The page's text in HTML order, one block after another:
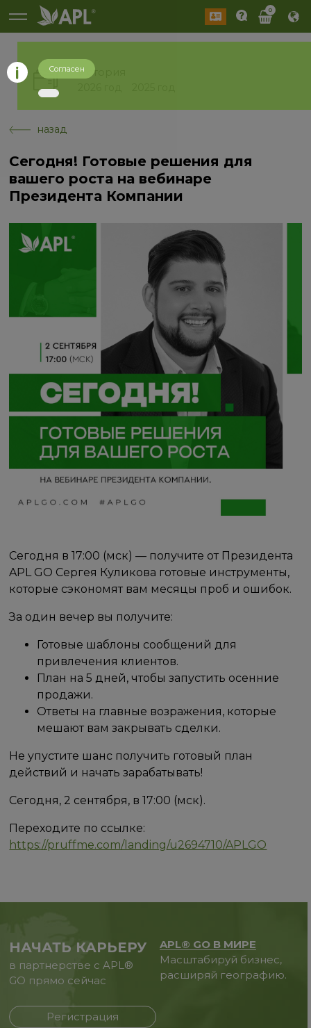
0
История
назад
Сегодня! Готовые решения для
вашего роста на вебинаре
Президента Компании
Сегодня в 17:00 (мск) — получите от Президента
APL GO Сергея Куликова готовые инструменты,
которые сэкономят вам месяцы проб и ошибок.
За один вечер вы получите:
Готовые шаблоны сообщений для
привлечения клиентов.
План на 5 дней, чтобы запустить осенние
продажи.
Ответы на главные возражения, которые
мешают вам закрывать сделки.
Не упустите шанс получить готовый план
действий и начать зарабатывать!
Сегодня, 2 сентября, в 17:00 (мск).
Переходите по ссылке:
https://pruffme.com/landing/u2694710/APLGO
НАЧАТЬ КАРЬЕРУ
в партнерстве с APL®
GO прямо сейчас
Регистрация
APL® GO В МИРЕ
Масштабируй бизнес,
расширяй географию.
Согласен